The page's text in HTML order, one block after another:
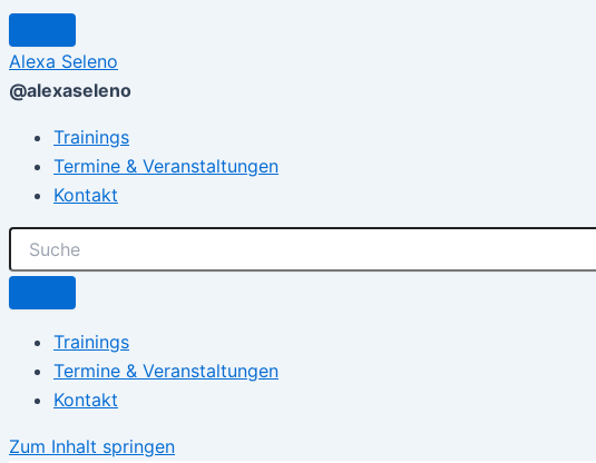
Alexa Seleno
@alexaseleno
Trainings
Termine & Veranstaltungen
Kontakt
Trainings
Termine & Veranstaltungen
Kontakt
Zum Inhalt springen